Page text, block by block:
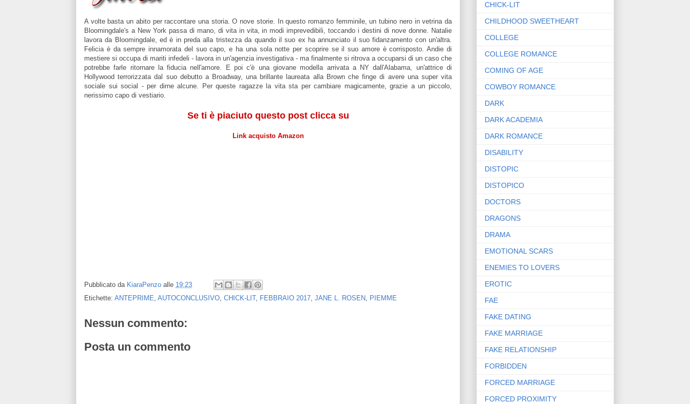
A volte basta un abito per raccontare una storia. O nove storie. In questo romanzo femminile, un tubino nero in vetrina da
Bloomingdale's a New York passa di mano, di vita in vita, in modi imprevedibili, toccando i destini di nove donne. Natalie
lavora da Bloomingdale, ed è in preda alla tristezza da quando il suo ex ha annunciato il suo fidanzamento con un'altra.
Felicia è da sempre innamorata del suo capo, e ha una sola notte per scoprire se il suo amore è corrisposto. Andie di
mestiere si occupa di mariti infedeli - lavora in un'agenzia investigativa - ma finalmente si ritrova a occuparsi di un caso che
potrebbe farle ritornare la fiducia nell'amore. E poi c'è una giovane modella arrivata a NY dall'Alabama, un'attrice di
Hollywood terrorizzata dal suo debutto a Broadway, una brillante laureata alla Brown che finge di avere una super vita
sociale sui social - per dirne alcune. Per queste ragazze la vita sta per cambiare magicamente, grazie a un piccolo,
nerissimo capo di vestiario.
Se ti è piaciuto questo post clicca su
Link acquisto Amazon
Pubblicato da KiaraPenzo alle 19:23
Etichette: ANTEPRIME, AUTOCONCLUSIVO, CHICK-LIT, FEBBRAIO 2017, JANE L. ROSEN, PIEMME
Nessun commento:
Posta un commento
CHICK-LIT
CHILDHOOD SWEETHEART
COLLEGE
COLLEGE ROMANCE
COMING OF AGE
COWBOY ROMANCE
DARK
DARK ACADEMIA
DARK ROMANCE
DISABILITY
DISTOPIC
DISTOPICO
DOCTORS
DRAGONS
DRAMA
EMOTIONAL SCARS
ENEMIES TO LOVERS
EROTIC
FAE
FAKE DATING
FAKE MARRIAGE
FAKE RELATIONSHIP
FORBIDDEN
FORCED MARRIAGE
FORCED PROXIMITY